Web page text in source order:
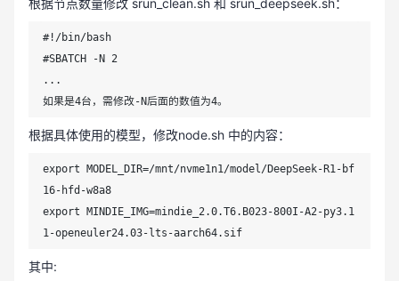
根据节点数量修改 srun_clean.sh 和 srun_deepseek.sh：
#!/bin/bash
#SBATCH -N 2
...
如果是4台，需修改-N后面的数值为4。
根据具体使用的模型，修改node.sh 中的内容：
export MODEL_DIR=/mnt/nvme1n1/model/DeepSeek-R1-bf
16-hfd-w8a8
export MINDIE_IMG=mindie_2.0.T6.B023-800I-A2-py3.1
1-openeuler24.03-lts-aarch64.sif
其中: